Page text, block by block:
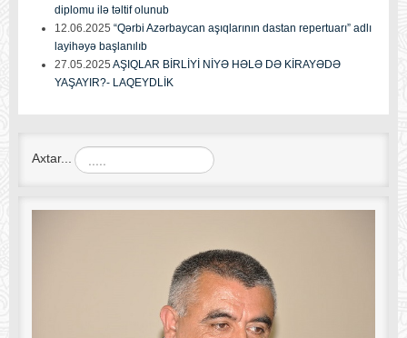
diplomu ilə təltif olunub
12.06.2025 “Qərbi Azərbaycan aşıqlarının dastan repertuarı” adlı
layihəyə başlanılıb
27.05.2025 AŞIQLAR BİRLİYİ NİYƏ HƏLƏ DƏ KİRAYƏDƏ
YAŞAYIR?- LAQEYDLİK
Axtar...